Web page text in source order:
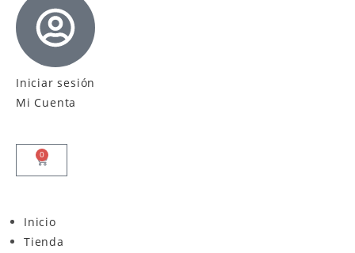
Iniciar sesión
Mi Cuenta
0
Inicio
Tienda